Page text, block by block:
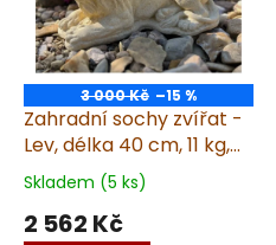
3 000 Kč –15 %
Zahradní sochy zvířat -
Lev, délka 40 cm, 11 kg,
pískovec
Skladem (5 ks)
2 562 Kč